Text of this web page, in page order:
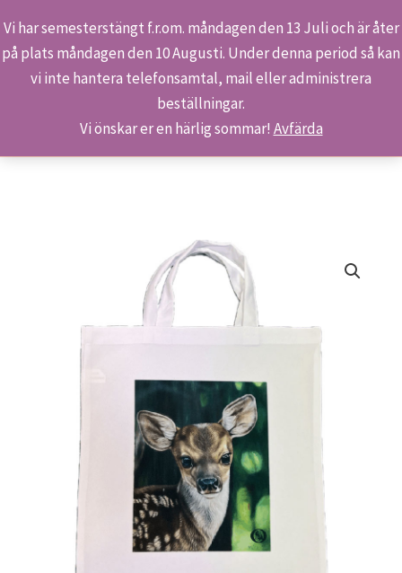
Vi har semesterstängt f.r.om. måndagen den 13 Juli och är åter
på plats måndagen den 10 Augusti. Under denna period så kan
vi inte hantera telefonsamtal, mail eller administrera
beställningar.
Vi önskar er en härlig sommar! Avfärda
Hoppa
Sök
Hem Butiken
Produkter
Miljökasse – Det eviga kretsloppet